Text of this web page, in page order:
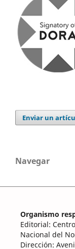
Enviar un
Navegar
Organismo
Editorial:
Nacional del
Dirección: